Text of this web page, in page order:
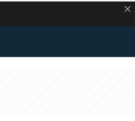
DEFINE LOS PRECIOS DE